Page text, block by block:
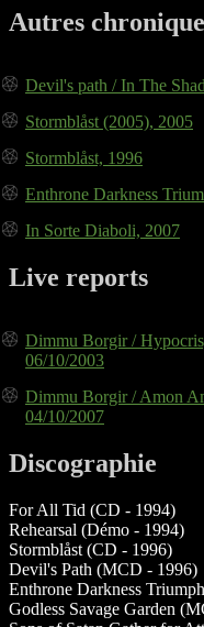
Autres
Devil's path / In The
Stormblåst (2005), 2005
Stormblåst, 1996
Enthrone Darkness
In Sorte Diaboli, 2007
Live reports
Dimmu Borgir /
06/10/2003
Dimmu Borgir / Amon
04/10/2007
Discographie
For All Tid (CD - 1994)
Rehearsal (Démo - 1994)
Stormblåst (CD - 1996)
Devil's Path (MCD - 1996)
Enthrone Darkness
Godless Savage Garden